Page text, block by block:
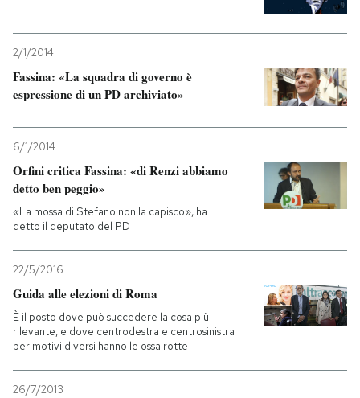
2/1/2014
Fassina: «La squadra di governo è
espressione di un PD archiviato»
6/1/2014
Orfini critica Fassina: «di Renzi abbiamo
detto ben peggio»
«La mossa di Stefano non la capisco», ha
detto il deputato del PD
22/5/2016
Guida alle elezioni di Roma
È il posto dove può succedere la cosa più
rilevante, e dove centrodestra e centrosinistra
per motivi diversi hanno le ossa rotte
26/7/2013